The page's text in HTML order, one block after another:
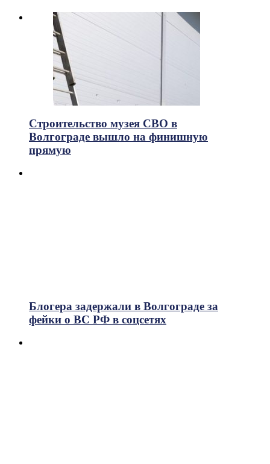
Строительство музея СВО в
Волгограде вышло на финишную
прямую
Блогера задержали в Волгограде за
фейки о ВС РФ в соцсетях